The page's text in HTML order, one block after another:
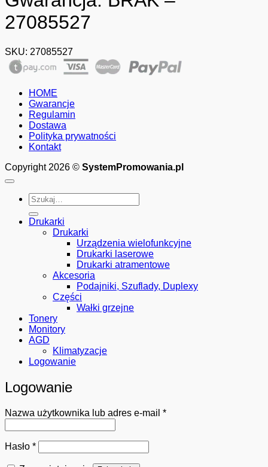
27085527
SKU: 27085527
HOME
Gwarancje
Regulamin
Dostawa
Polityka prywatności
Kontakt
Copyright 2026 © SystemPromowania.pl
Szukaj:
Drukarki
Drukarki
Urządzenia wielofunkcyjne
Drukarki laserowe
Drukarki atramentowe
Akcesoria
Podajniki, Szuflady, Duplexy
Części
Wałki grzejne
Tonery
Monitory
AGD
Klimatyzacje
Logowanie
Logowanie
Nazwa użytkownika lub adres e-mail *Wymagane
Hasło *Wymagane